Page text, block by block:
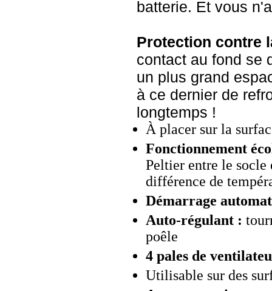
batterie. Et vous
Protection contre
contact au fond se
un plus grand
à ce dernier de
longtemps !
À placer sur la
Fonctionnement
Peltier entre le
différence de
Démarrage
Auto-régulant :
poêle
4 pales de
Utilisable sur des